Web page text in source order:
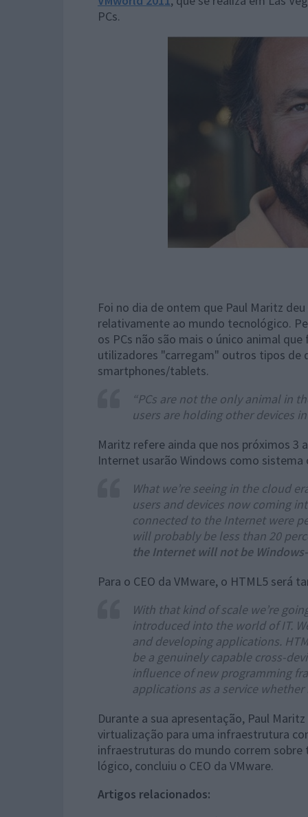
PCs.
Foi no dia de ontem que Paul Maritz
relativamente ao mundo tecnológico.
os PCs não são mais o único animal
utilizadores "carregam" outros tipos de
smartphones/tablets.
“PCs are not the only animal in
users are holding other devices
Maritz refere ainda que nos próximos 3
Internet usarão Windows como sistema
What we’re seeing in the cloud
users and devices now coming
connected to the Internet were
will probably be less than 20
the Internet will not be
Para o CEO da VMware, o HTML5 será
With that kind of scale we’re
introduced into the world of IT.
and developing applications.
be a genuinely capable cross-
influence of new programming
applications as a service
Durante a sua apresentação, Paul
virtualização para uma infraestrutura
infraestruturas do mundo correm sobre
lógico, concluiu o CEO da VMware.
Artigos relacionados: